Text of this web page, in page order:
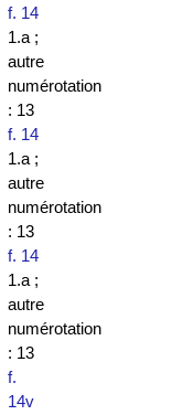
f. 14
1.a ;
autre
numérotation
: 13
f. 14
1.a ;
autre
numérotation
: 13
f. 14
1.a ;
autre
numérotation
: 13
f.
14v